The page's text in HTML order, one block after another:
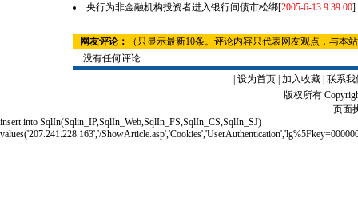
央行为非金融机构投资者进入银行间债市松绑[2005-6-13 9:39:00]
网友评论：
（只显示最新10条。评论内容只代表网友观点，与本
没有任何评论
设为首页| 加入收藏| 联系我
版权所有
页面
insert into SqlIn(Sqlin_IP,SqlIn_Web,SqlIn_FS,SqlIn_CS,SqlIn_SJ)
values('207.241.228.163','/